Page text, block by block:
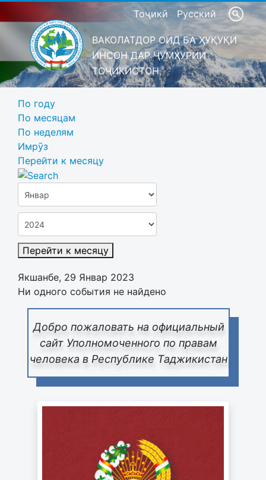
Тоҷикӣ Русский
ВАКОЛАТДОР ОИД БА ҲУҚУҚИ
ИНСОН ДАР ҶУМҲУРИИ
ТОҶИКИСТОН
Добро пожаловать на официальный
сайт Уполномоченного по правам
человека в Республике Таджикистан
По году
По месяцам
По неделям
Имрӯз
Перейти к месяцу
Перейти к месяцу
Якшанбе, 29 Январ 2023
Ни одного события не найдено